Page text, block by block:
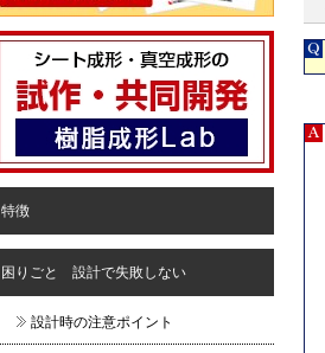
特徴
困りごと 設計で失敗しない
設計時の注意ポイント